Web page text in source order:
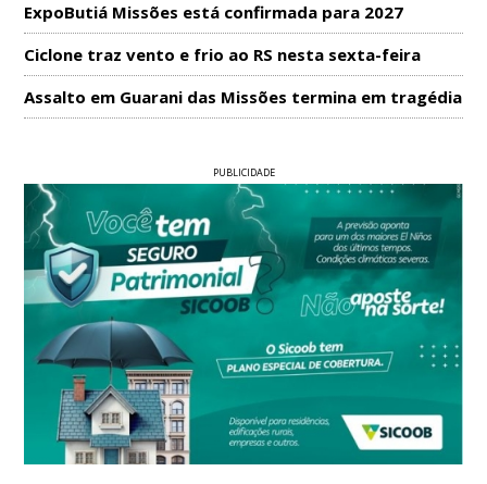
ExpoButiá Missões está confirmada para 2027
Ciclone traz vento e frio ao RS nesta sexta-feira
Assalto em Guarani das Missões termina em tragédia
PUBLICIDADE